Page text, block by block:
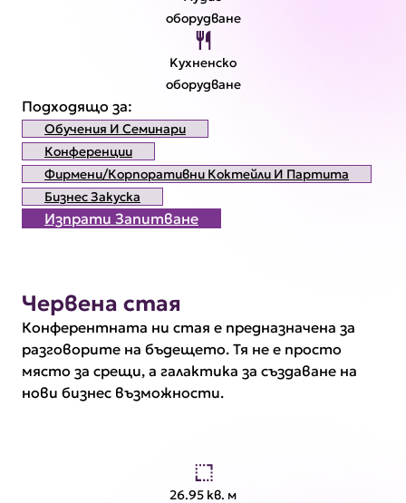
оборудване
Kухненско
оборудване
Подходящо за:
Обучения И Семинари
Конференции
Фирмени/корпоративни Коктейли И Партита
Бизнес Закуска
Изпрати Запитване
Червена стая
Конферентната ни стая е предназначена за
разговорите на бъдещето. Тя не е просто
място за срещи, а галактика за създаване на
нови бизнес възможности.
26.95 кв. м